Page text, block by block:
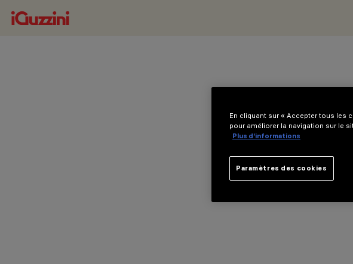
En cliquant sur « Accepter tous les
pour améliorer la navigation sur le
Plus d’informations
Paramètres des cookies